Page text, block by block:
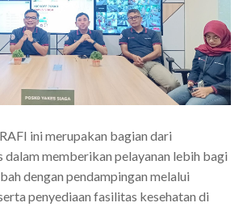
ini merupakan bagian dari
dalam memberikan pelayanan lebih bagi
dengan pendampingan melalui
penyediaan fasilitas kesehatan di